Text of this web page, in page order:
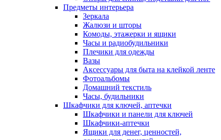
Предметы интерьера
Зеркала
Жалюзи и шторы
Комоды, этажерки и ящики
Часы и радиобудильники
Плечики для одежды
Вазы
Аксессуары для быта на клейкой ленте
Фотоальбомы
Домашний текстиль
Часы, будильники
Шкафчики для ключей, аптечки
Шкафчики и панели для ключей
Шкафчики-аптечки
Ящики для денег, ценностей,